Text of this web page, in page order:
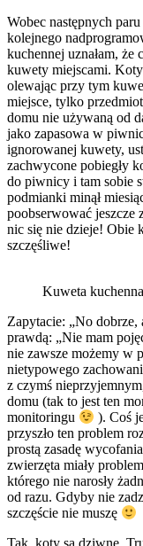
Wobec następnych
kolejnego
kuchennej uznałam,
kuwety miejscami. Koty
olewając przy tym
miejsce, tylko
domu nie używaną od
jako zapasowa w
ignorowanej kuwety,
zachwycone pobiegły
do piwnicy i tam sobie
podmianki minął
poobserwować jeszcze
nic się nie dzieje! Obie
szczęśliwe!
Kuweta
Zapytacie: „No dobrze,
prawdą: „Nie mam
nie zawsze możemy w
nietypowego
z czymś
domu (tak to jest ten
monitoringu
). Coś
przyszło ten problem
prostą zasadę
zwierzęta miały
którego nie narosły
od razu. Gdyby nie
szczęście nie muszę